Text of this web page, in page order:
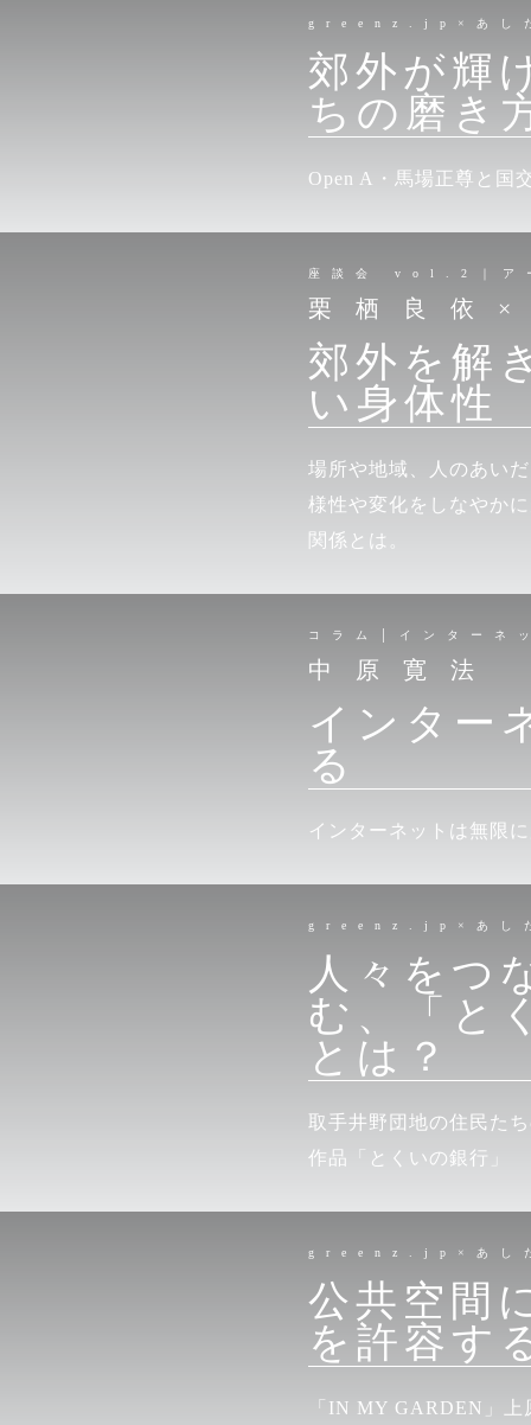
greenz.jp×あし
郊外が輝
ちの磨き
Open A・馬場正尊と国
座談会 vol.2｜ア
栗栖良依
郊外を解
い身体性
場所や地域、人のあい
様性や変化をしなやか
関係とは。
コラム│インターネ
中原寛法
インター
る
インターネットは無限
greenz.jp×あし
人々をつ
む、「と
とは？
取手井野団地の住民た
作品「とくいの銀行」
greenz.jp×あし
公共空間
を許容す
「IN MY GARDEN」